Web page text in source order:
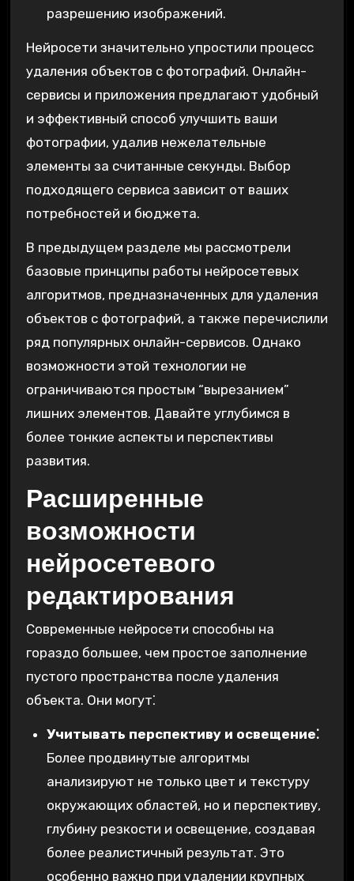
разрешению изображений.
Нейросети значительно упростили процесс
удаления объектов с фотографий. Онлайн-
сервисы и приложения предлагают удобный
и эффективный способ улучшить ваши
фотографии, удалив нежелательные
элементы за считанные секунды. Выбор
подходящего сервиса зависит от ваших
потребностей и бюджета.
В предыдущем разделе мы рассмотрели
базовые принципы работы нейросетевых
алгоритмов, предназначенных для удаления
объектов с фотографий, а также перечислили
ряд популярных онлайн-сервисов. Однако
возможности этой технологии не
ограничиваются простым “вырезанием”
лишних элементов. Давайте углубимся в
более тонкие аспекты и перспективы
развития.
Расширенные
возможности
нейросетевого
редактирования
Современные нейросети способны на
гораздо большее, чем простое заполнение
пустого пространства после удаления
объекта. Они могут⁚
Учитывать перспективу и освещение⁚
Более продвинутые алгоритмы
анализируют не только цвет и текстуру
окружающих областей, но и перспективу,
глубину резкости и освещение, создавая
более реалистичный результат. Это
особенно важно при удалении крупных